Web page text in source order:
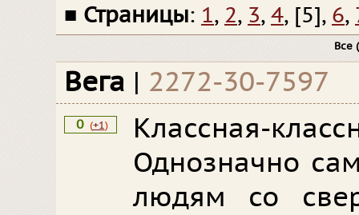
■ Страницы: 1, 2, 3, 4, [5], 6,
Все
Вега | 2272-30-7597
0 (+1)
Классная-
Однозначно
людям со